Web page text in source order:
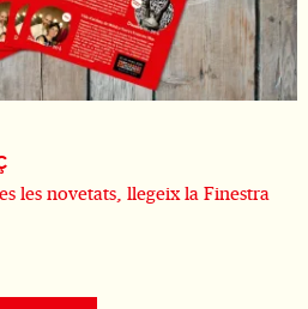
les novetats, llegeix la Finestra